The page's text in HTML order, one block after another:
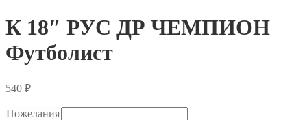
К 18″ РУС ДР ЧЕМПИОН
Футболист
540 ₽
Пожелания